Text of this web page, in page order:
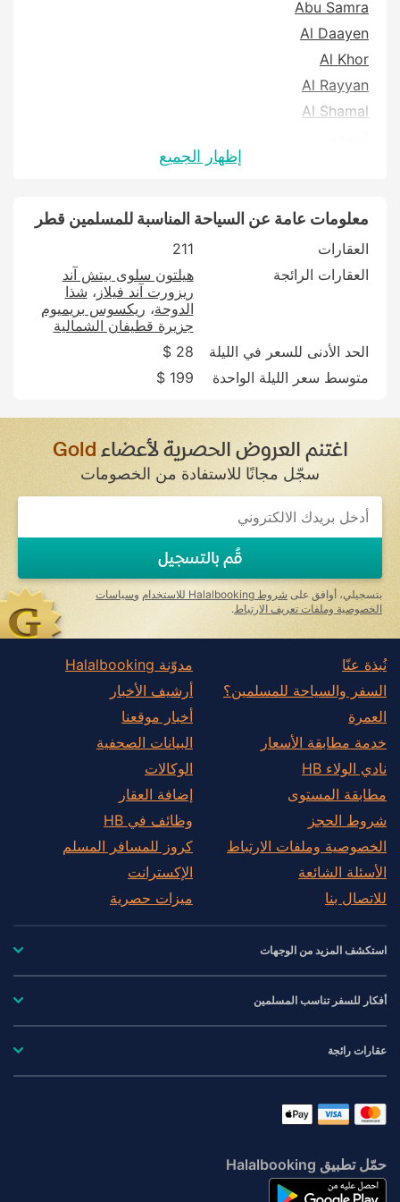
Abu Samra
Al Daayen
Al Khor
Al Rayyan
Al Shamal
إظهار الجميع
معلومات عامة عن السياحة المناسبة للمسلمين قطر
العقارات
211
العقارات الرائجة
هيلتون سلوى بيتش آند
ريزورت آند فيلاز
شذا
الدوحة ريكسوس بريميوم
جزيرة قطيفان الشمالية
الحد الأدنى للسعر في الليلة
28 $
متوسط سعر الليلة الواحدة
199 $
اغتنم العروض الحصرية لأعضاءGold
سجّل مجانًا للاستفادة من الخصومات
قُم بالتسجيل
بتسجيلي، أوافق على شروط Halalbooking للاستخدام وسياسات
الخصوصية وملفات تعريف الارتباط .
نُبذة عنّا
السفر والسياحة للمسلمين؟
العمرة
خدمة مطابقة الأسعار
نادي الولاء HB
مطابقة المستوى
شروط الحجز
الخصوصية وملفات الارتباط
الأسئلة الشائعة
للاتصال بنا
مدوّنة Halalbooking
أرشيف الأخبار
أخبار موقعنا
البيانات الصحفية
الوكالات
إضافة العقار
وظائف في HB
كروز للمسافر المسلم
الإكسترانت
ميزات حصرية
استكشف المزيد من الوجهات
أفكار للسفر تناسب المسلمين
عقارات رائجة
حمّل تطبيق Halalbooking